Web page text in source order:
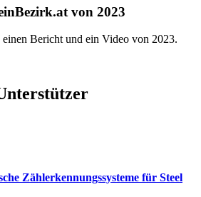
von 2023
Bericht und ein Video von 2023.
Zählerkennungssysteme für Steel